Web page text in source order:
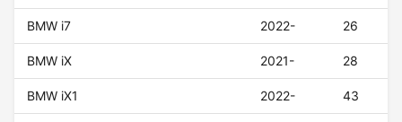
BMW i7 2022- 26
BMW iX 2021- 28
BMW iX1 2022- 43